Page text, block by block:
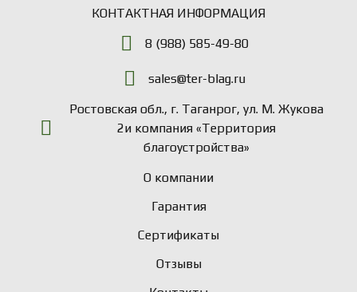
КОНТАКТНАЯ ИНФОРМАЦИЯ
8 (988) 585-49-80
sales@ter-blag.ru
Ростовская обл., г. Таганрог, ул. М. Жукова
2и компания «Территория
благоустройства»
О компании
Гарантия
Сертификаты
Отзывы